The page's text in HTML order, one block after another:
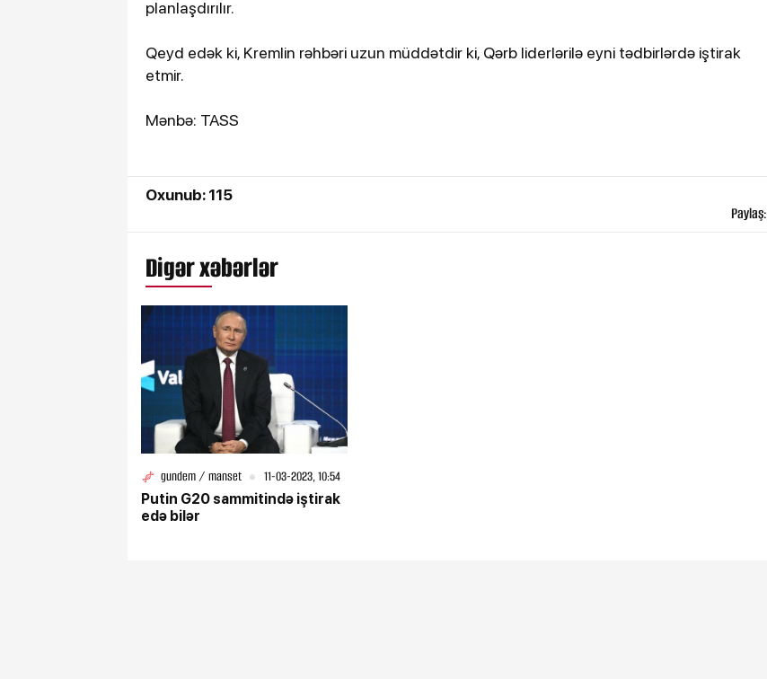
planlaşdırılır.
Qeyd edək ki, Kremlin rəhbəri uzun müddətdir ki, Qərb liderlərilə eyni tədbirlərdə iştirak
etmir.
Mənbə: TASS
Oxunub: 115
Paylaş:
Digər xəbərlər
gundem / manset
11-03-2023, 10:54
Putin G20 sammitində iştirak
edə bilər